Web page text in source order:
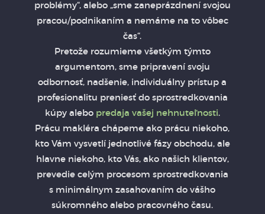
problémy“, alebo „sme zaneprázdnení svojou
pracou/podnikaním a nemáme na to vôbec
čas“.
Pretože rozumieme všetkým týmto
argumentom, sme pripravení svoju
odbornosť, nadšenie, individuálny prístup a
profesionalitu preniesť do sprostredkovania
kúpy alebo predaja vašej nehnuteľnosti.
Prácu makléra chápeme ako prácu niekoho,
kto Vám vysvetlí jednotlivé fázy obchodu, ale
hlavne niekoho, kto Vás, ako našich klientov,
prevedie celým procesom sprostredkovania
s minimálnym zasahovaním do vášho
súkromného alebo pracovného času.